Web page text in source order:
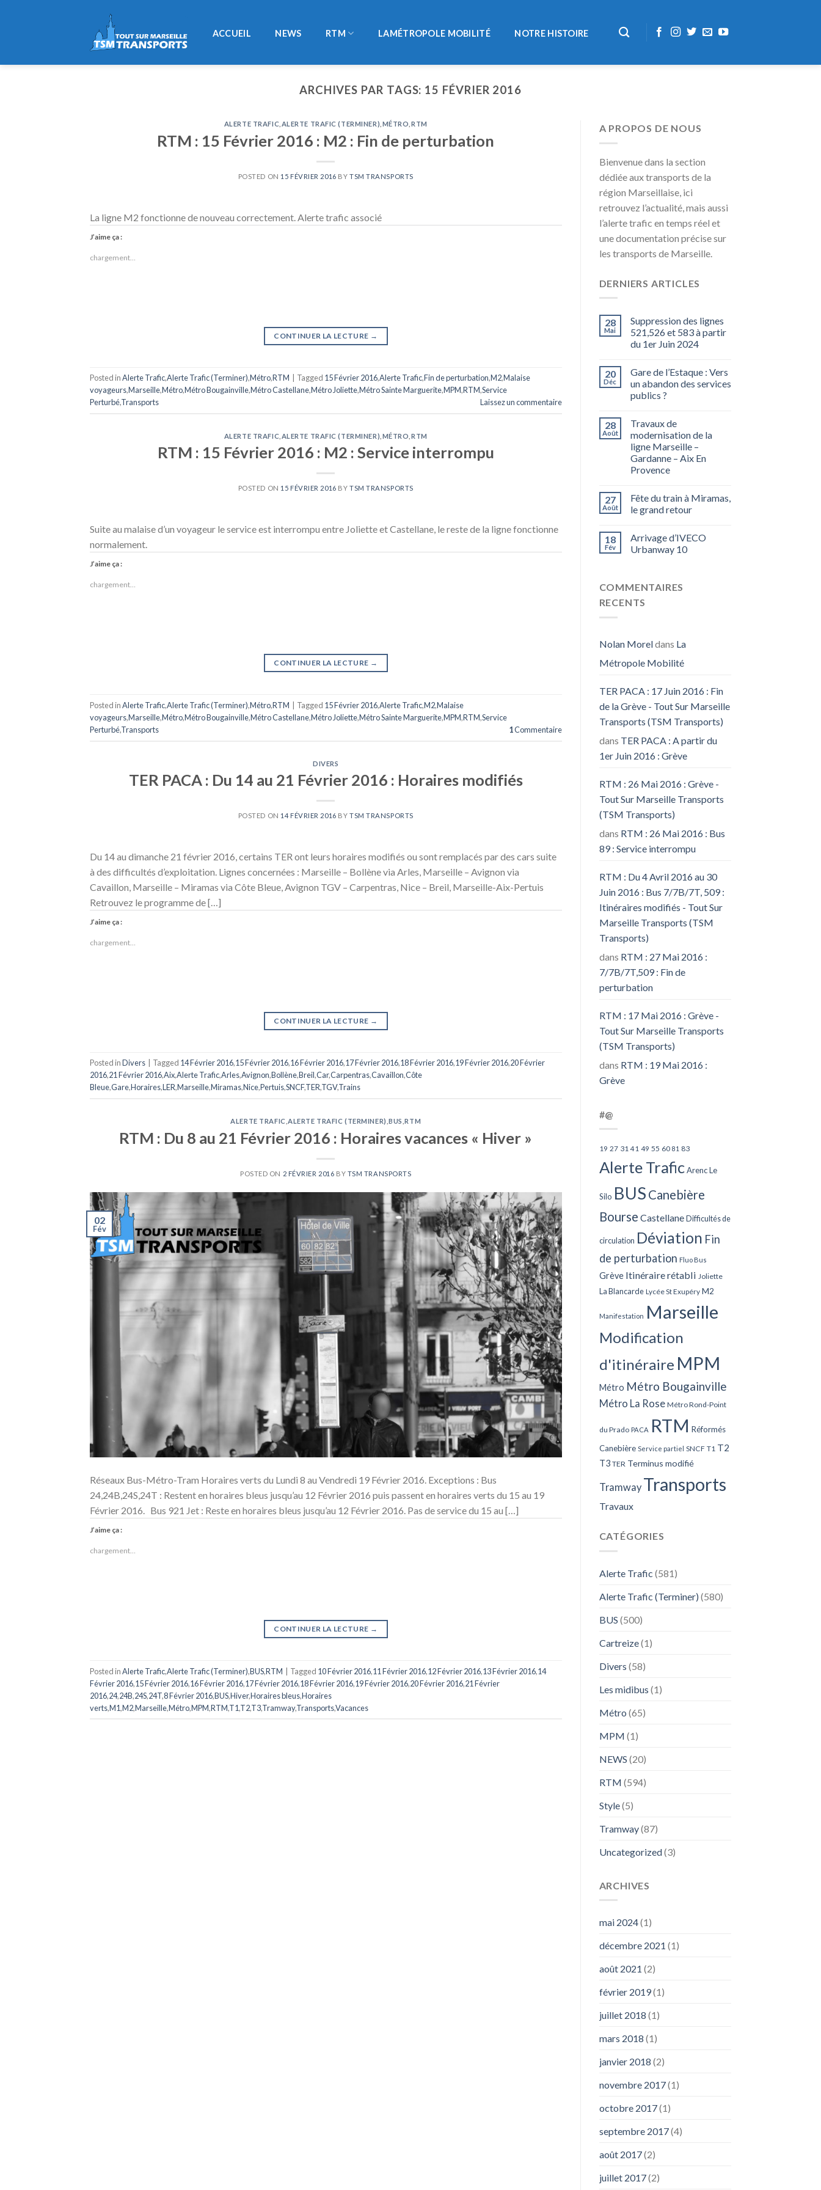
ACCUEIL NEWS RTM LAMÉTROPOLE MOBILITÉ NOTRE HISTOIRE
ARCHIVES PAR TAGS: 15 FÉVRIER 2016
ALERTE TRAFIC ALERTE TRAFIC (TERMINER) MÉTRO ,RTM
RTM : 15 Février 2016 : M2 : Fin de perturbation
POSTED ON 15 FÉVRIER 2016 BY TSM TRANSPORTS
La ligne M2 fonctionne de nouveau correctement. Alerte trafic associé
J’aime ça :
chargement…
CONTINUER LA LECTURE →
Posted inAlerte Trafic,Alerte Trafic (Terminer),Métro,RTM Tagged 15 Février 2016,Alerte Trafic,Fin de perturbation,M2,Malaise
voyageurs,Marseille,Métro,Métro Bougainville,Métro Castellane,Métro Joliette,Métro Sainte Marguerite,MPM,RTM,Service
Perturbé,Transports Laissez un commentaire
ALERTE TRAFIC ALERTE TRAFIC (TERMINER) MÉTRO ,RTM
RTM : 15 Février 2016 : M2 : Service interrompu
POSTED ON 15 FÉVRIER 2016 BY TSM TRANSPORTS
Suite au malaise d’un voyageur le service est interrompu entre Joliette et Castellane, le reste de la ligne fonctionne
normalement.
J’aime ça :
chargement…
CONTINUER LA LECTURE →
Posted inAlerte Trafic,Alerte Trafic (Terminer),Métro,RTM Tagged 15 Février 2016,Alerte Trafic,M2,Malaise
voyageurs,Marseille,Métro,Métro Bougainville,Métro Castellane,Métro Joliette,Métro Sainte Marguerite,MPM,RTM,Service
Perturbé,Transports 1Commentaire
DIVERS
TER PACA : Du 14 au 21 Février 2016 : Horaires modifiés
POSTED ON 14 FÉVRIER 2016 BY TSM TRANSPORTS
Du 14 au dimanche 21 février 2016, certains TER ont leurs horaires modifiés ou sont remplacés par des cars suite
à des difficultés d’exploitation. Lignes concernées : Marseille – Bollène via Arles, Marseille – Avignon via
Cavaillon, Marseille – Miramas via Côte Bleue, Avignon TGV – Carpentras, Nice – Breil, Marseille-Aix-Pertuis
Retrouvez le programme de […]
J’aime ça :
chargement…
CONTINUER LA LECTURE →
Posted inDivers Tagged 14 Février 2016,15 Février 2016,16 Février 2016,17 Février 2016,18 Février 2016,19 Février 2016,20 Février
2016,21 Février 2016,Aix,Alerte Trafic,Arles,Avignon,Bollène,Breil,Car,Carpentras,Cavaillon,Côte
Bleue,Gare,Horaires,LER,Marseille,Miramas,Nice,Pertuis,SNCF,TER,TGV,Trains
ALERTE TRAFIC ,ALERTE TRAFIC (TERMINER) ,BUS ,RTM
RTM : Du 8 au 21 Février 2016 : Horaires vacances « Hiver »
POSTED ON 2 FÉVRIER 2016 BY TSM TRANSPORTS
02
Fév
Réseaux Bus-Métro-Tram Horaires verts du Lundi 8 au Vendredi 19 Février 2016. Exceptions : Bus
24,24B,24S,24T : Restent en horaires bleus jusqu’au 12 Février 2016 puis passent en horaires verts du 15 au 19
Février 2016. Bus 921 Jet : Reste en horaires bleus jusqu’au 12 Février 2016. Pas de service du 15 au […]
J’aime ça :
chargement…
CONTINUER LA LECTURE →
Posted inAlerte Trafic,Alerte Trafic (Terminer),BUS,RTM Tagged 10 Février 2016,11 Février 2016,12 Février 2016,13 Février 2016,14
Février 2016,15 Février 2016,16 Février 2016,17 Février 2016,18 Février 2016,19 Février 2016,20 Février 2016,21 Février
2016,24,24B,24S,24T,8 Février 2016,BUS,Hiver,Horaires bleus,Horaires
verts,M1,M2,Marseille,Métro,MPM,RTM,T1,T2,T3,Tramway,Transports,Vacances
A PROPOS DE NOUS
Bienvenue dans la section
dédiée aux transports de la
région Marseillaise, ici
retrouvez l’actualité, mais aussi
l’alerte trafic en temps réel et
une documentation précise sur
les transports de Marseille.
DERNIERS ARTICLES
28
Mai
Suppression des lignes
521,526 et 583 à partir
du 1er Juin 2024
20
Déc
Gare de l’Estaque : Vers
un abandon des services
publics ?
28
Août
Travaux de
modernisation de la
ligne Marseille –
Gardanne – Aix En
Provence
27
Août
Fête du train à Miramas,
le grand retour
18
Fév
Arrivage d’IVECO
Urbanway 10
COMMENTAIRES
RECENTS
Nolan Moreldans La
Métropole Mobilité
TER PACA : 17 Juin 2016 : Fin
de la Grève - Tout Sur Marseille
Transports (TSM Transports)
dans TER PACA : A partir du
1er Juin 2016 : Grève
RTM : 26 Mai 2016 : Grève -
Tout Sur Marseille Transports
(TSM Transports)
dans RTM : 26 Mai 2016 : Bus
89 : Service interrompu
RTM : Du 4 Avril 2016 au 30
Juin 2016 : Bus 7/7B/7T, 509 :
Itinéraires modifiés - Tout Sur
Marseille Transports (TSM
Transports)
dans RTM : 27 Mai 2016 :
7/7B/7T,509 : Fin de
perturbation
RTM : 17 Mai 2016 : Grève -
Tout Sur Marseille Transports
(TSM Transports)
dans RTM : 19 Mai 2016 :
Grève
#@
19 27 31 41 49 55 60 81 83
Alerte Trafic Arenc Le
Silo BUS Canebière
Bourse Castellane Difficultés de
circulation Déviation Fin
de perturbation Fluo Bus
Grève Itinéraire rétabli Joliette
La Blancarde Lycée St Exupéry M2
Manifestation Marseille
Modification
d'itinéraire MPM
Métro Métro Bougainville
Métro La Rose Métro Rond-Point
du Prado PACA RTM Réformés
Canebière Service partiel SNCF T1 T2
T3 TER Terminus modifié
Tramway Transports
Travaux
CATÉGORIES
Alerte Trafic (581)
Alerte Trafic (Terminer) (580)
BUS (500)
Cartreize(1)
Divers (58)
Les midibus (1)
Métro (65)
MPM (1)
NEWS (20)
RTM (594)
Style(5)
Tramway(87)
Uncategorized(3)
ARCHIVES
mai 2024(1)
décembre 2021 (1)
août 2021 (2)
février 2019(1)
juillet 2018 (1)
mars 2018 (1)
janvier 2018 (2)
novembre 2017(1)
octobre 2017(1)
septembre 2017(4)
août 2017(2)
juillet 2017(2)